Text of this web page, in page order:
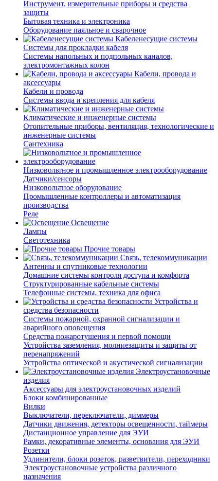
Инструмент, измерительные приборы и средства
защиты
Бытовая техника и электроника
Оборудование паяльное и сварочное
Кабеленесущие системы
Системы для прокладки кабеля
Системы напольных и подпольных каналов,
электромонтажных колон
Кабели, провода и
аксессуары
Кабели и провода
Системы ввода и крепления для кабеля
Климатические и инженерные системы
Отопительные приборы, вентиляция, технологические и
инженерные системы
Сантехника
Низковольтное и промышленное электрооборудование
Датчики/сенсоры
Низковольтное оборудование
Промышленные контроллеры и автоматизация
производства
Реле
Освещение
Лампы
Светотехника
Прочие товары
Связь, телекоммуникации
Антенны и спутниковые технологии
Домашние системы контроля доступа и комфорта
Структурированные кабельные системы
Телефонные системы, техника для офиса
Устройства и
средства безопасности
Системы пожарной, охранной сигнализации и
аварийного оповещения
Средства пожаротушения и первой помощи
Устройства заземления, молниезащиты и защиты от
перенапряжений
Устройства оптической и акустической сигнализации
Электроустановочные
изделия
Аксессуары для электроустановочных изделий
Блоки комбинированные
Вилки
Выключатели, переключатели, диммеры
Датчики движения, детекторы освещенности, таймеры
Дистанционное управление для ЭУИ
Рамки, декоративные элементы, основания для ЭУИ
Розетки
Удлинители, блоки розеток, разветвители, переходники
Электроустановочные устройства различного
назначения